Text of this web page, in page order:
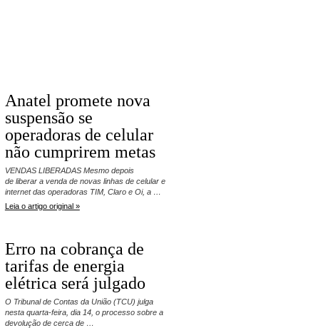
Anatel promete nova
suspensão se
operadoras de celular
não cumprirem metas
VENDAS LIBERADAS Mesmo depois
de liberar a venda de novas linhas de celular e
internet das operadoras TIM, Claro e Oi, a …
Leia o artigo original »
Erro na cobrança de
tarifas de energia
elétrica será julgado
O Tribunal de Contas da União (TCU) julga
nesta quarta-feira, dia 14, o processo sobre a
devolução de cerca de …